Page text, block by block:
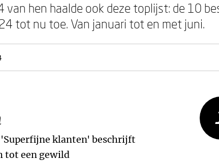
van hen haalde ook deze toplijst: de 10
tot nu toe. Van januari tot en met juni.
'Superfijne klanten' beschrijft
tot een gewild